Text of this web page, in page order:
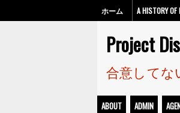
ホーム A HISTORY OF
Project
合意してな
ABOUT ADMIN